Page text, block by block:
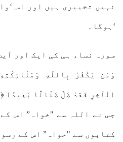
نہیں تخییری ہیں اور اس
‘ہوگا۔
سورہ نساء ہی کی ایک اور
وَمَن يَكْفُرْ بِاللَّهِ
الْآخِرِ فَقَدْ ضَلَّ ضَلَالًا بَعِيدًا ﴿
جس نے اللہ سے "خواہ” اس
کتابوں سے "خواہ” اس کے